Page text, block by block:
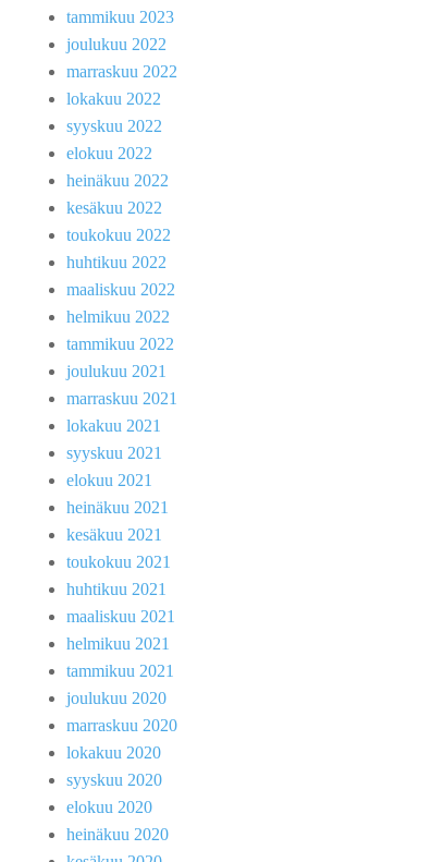
tammikuu 2023
joulukuu 2022
marraskuu 2022
lokakuu 2022
syyskuu 2022
elokuu 2022
heinäkuu 2022
kesäkuu 2022
toukokuu 2022
huhtikuu 2022
maaliskuu 2022
helmikuu 2022
tammikuu 2022
joulukuu 2021
marraskuu 2021
lokakuu 2021
syyskuu 2021
elokuu 2021
heinäkuu 2021
kesäkuu 2021
toukokuu 2021
huhtikuu 2021
maaliskuu 2021
helmikuu 2021
tammikuu 2021
joulukuu 2020
marraskuu 2020
lokakuu 2020
syyskuu 2020
elokuu 2020
heinäkuu 2020